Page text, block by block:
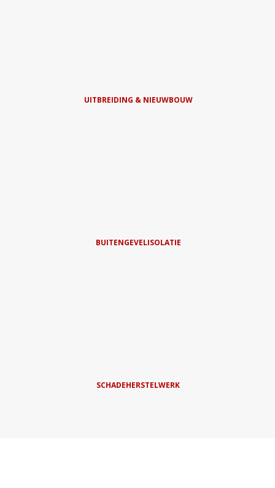
UITBREIDING & NIEUWBOUW
BUITENGEVELISOLATIE
SCHADEHERSTELWERK